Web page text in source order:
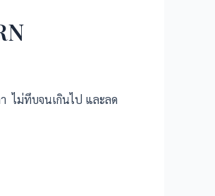
ไม่ทึบจนเกินไป และลด